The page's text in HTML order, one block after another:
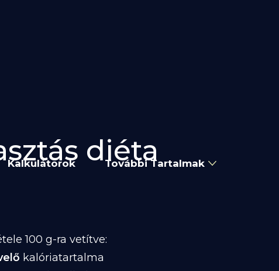
Kalkulátorok További Tartalmak
diéta
100 g-ra vetítve:
kalóriatartalma